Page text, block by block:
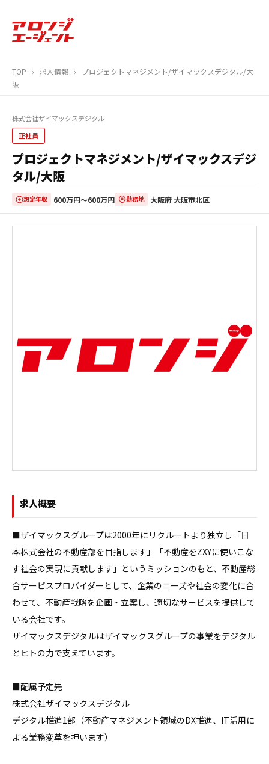
TOP › 求人情報 ›
プロジェクトマネジメント/ザイマックスデジタル/大
阪
株式会社ザイマックスデジタル
正社員
プロジェクトマネジメント/ザイマックスデジ
タル/大阪
想定年収 600万円〜600万円 勤務地 大阪府 大阪市北区
求人概要
■ザイマックスグループは2000年にリクルートより独立し「日
本株式会社の不動産部を目指します」「不動産をZXYに使いこな
す社会の実現に貢献します」というミッションのもと、不動産総
合サービスプロバイダーとして、企業のニーズや社会の変化に合
わせて、不動産戦略を企画・立案し、適切なサービスを提供して
いる会社です。
ザイマックスデジタルはザイマックスグループの事業をデジタル
とヒトの力で支えています。
■配属予定先
株式会社ザイマックスデジタル
デジタル推進1部（不動産マネジメント領域のDX推進、IT活用に
よる業務変革を担います）